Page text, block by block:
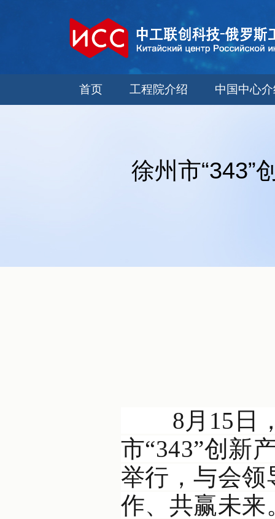
首页 工程院介绍 中国中心
徐州市“343”
8月15日，
市“343”创新
举行，与会
作、共赢未来